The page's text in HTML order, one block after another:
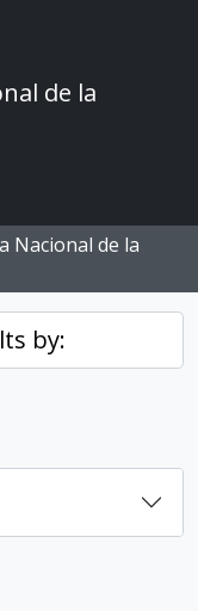
de la
Nacional de la
by: